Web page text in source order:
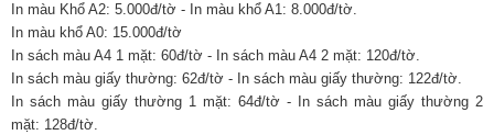
In màu Khổ A2: 5.000đ/tờ - In màu khổ A1: 8.000đ/tờ.
In màu khổ A0: 15.000đ/tờ
In sách màu A4 1 mặt: 60đ/tờ - In sách màu A4 2 mặt: 120đ/tờ.
In sách màu giấy thường: 62đ/tờ - In sách màu giấy thường: 122đ/tờ.
In sách màu giấy thường 1 mặt: 64đ/tờ - In sách màu giấy thường 2
mặt: 128đ/tờ.